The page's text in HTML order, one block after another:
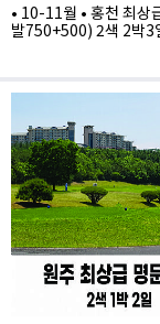
• 10-11월 • 홍천 최상
발750+500) 2색 2박3